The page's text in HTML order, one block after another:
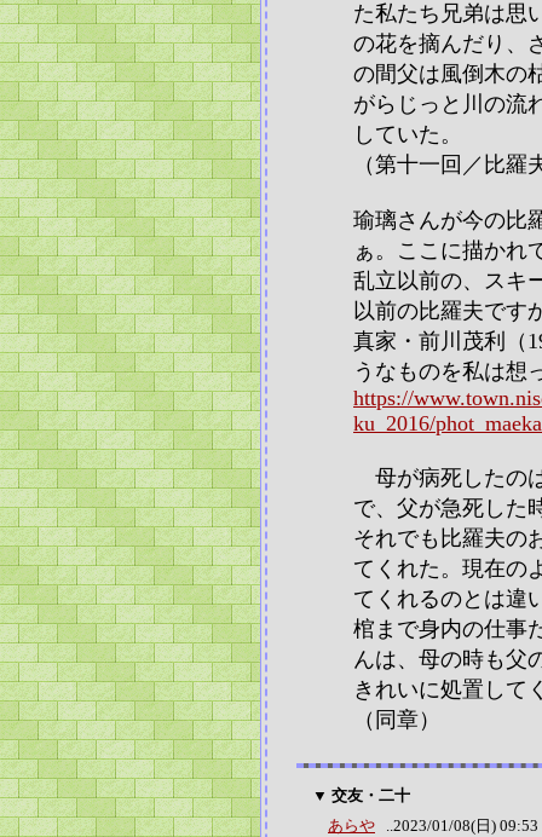
た私たち兄弟は思
の花を摘んだり、
の間父は風倒木の
がらじっと川の流
していた。
（第十一回／比
瑜璃さんが今の比
ぁ。ここに描かれ
乱立以前の、スキ
以前の比羅夫です
真家・前川茂利（
うなものを私は想
https://
ku_2016/
母が病死したの
で、父が急死した
それでも比羅夫の
てくれた。現在の
てくれるのとは違
棺まで身内の仕事
んは、母の時も父
きれいに処置して
（同章）
▼ 交友・二十
あらや ..2023/01/08(日)